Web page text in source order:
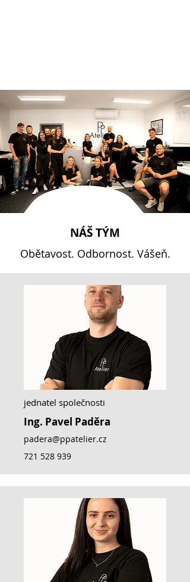
NÁŠ TÝM
Obětavost. Odbornost. Vášeň.
jednatel společnosti
Ing. Pavel Paděra
padera@ppatelier.cz
721 528 939